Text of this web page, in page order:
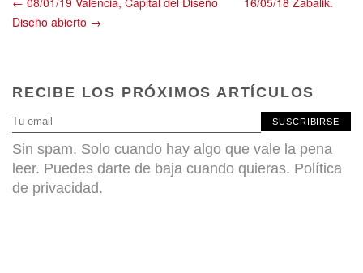
Diseño abierto →
RECIBE LOS PRÓXIMOS ARTÍCULOS
SUSCRIBIRSE
Sin spam. Solo cuando hay algo que vale la pena
leer. Puedes darte de baja cuando quieras. Política
de privacidad.